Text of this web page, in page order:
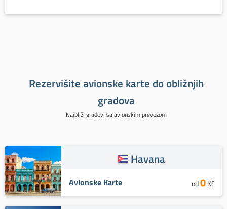
Rezervišite avionske karte do obližnjih
gradova
Najbliži gradovi sa avionskim prevozom
Havana
Avionske Karte od0Kč